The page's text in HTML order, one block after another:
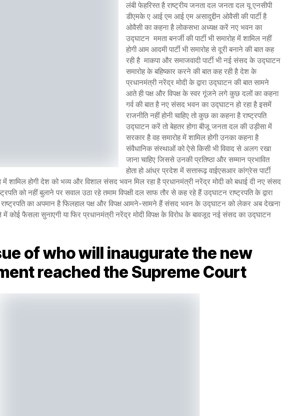
लंबी फेहरिस्त है राष्ट्रीय जनता दल जनता दल यू एनसीपी
डीएमके ए आई एम आई एम असादुद्दीन ओवैसी की पार्टी है
ओवैसी का कहना है लोकसभा अध्यक्ष करें नए भवन का
उद्घाटन ममता बनर्जी की पार्टी भी समारोह में शामिल नहीं
होगी आम आदमी पार्टी भी समारोह से दूरी बनाने की बात कह
रही है माकपा और समाजवादी पार्टी भी नई संसद के उद्घाटन
समारोह के बहिष्कार करने की बात कह रही है देश के
प्रधानमंत्री नरेंद्र मोदी के द्वारा उद्घाटन की बात सामने
आते ही पक्ष और विपक्ष के स्वर गूंजने लगे कुछ दलों का कहना
गर्व की बात है नए संसद भवन का उद्घाटन हो रहा है इसमें
राजनीति नहीं होनी चाहिए तो कुछ का कहना है राष्ट्रपति
उद्घाटन करें तो बेहतर होगा बीजू जनता दल की उड़ीसा में
सरकार है वह समारोह में शामिल होगी उनका कहना है
संवैधानिक संस्थाओं को ऐसे किसी भी विवाद से अलग रखा
जाना चाहिए जिससे उनकी प्रतिष्ठा और सम्मान प्रभावित
होता हो आंध्र प्रदेश में सत्तारूढ़ वाईएसआर कांग्रेस पार्टी
होगी देश को भव्य और विशाल संसद भवन मिल रहा है प्रधानमंत्री नरेंद्र मोदी को बधाई दी नए संसद
को नहीं बुलाने पर सवाल उठा रहे तमाम विपक्षी दल साफ तौर से कह रहे हैं उद्घाटन राष्ट्रपति के द्वारा
राष्ट्रपति का अपमान है फिलहाल पक्ष और विपक्ष आमने-सामने हैं संसद भवन के उद्घाटन को लेकर अब देखना
में कोई फैसला सुनाएगी या फिर प्रधानमंत्री नरेंद्र मोदी विपक्ष के विरोध के बावजूद नई संसद का उद्घाटन
of who will inaugurate the new
reached the Supreme Court